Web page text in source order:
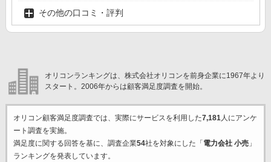
その他の口コミ・評判
オリコンランキングは、株式会社オリコンを前身企業に1967年より
スタート。2006年からは顧客満足度調査を開始。
オリコン顧客満足度調査では、実際にサービスを利用した7,181人にアンケ
ート調査を実施。
満足度に関する回答を基に、調査企業54社を対象にした「 電力会社 小売」
ランキングを発表しています。